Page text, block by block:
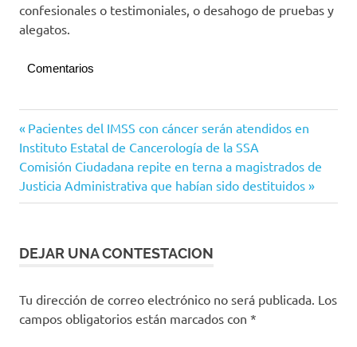
confesionales o testimoniales, o desahogo de pruebas y
alegatos.
Comentarios
del
Estado
Navegación
de
entradas
Entrada
anterior:
Pacientes del IMSS con cáncer serán atendidos en
Instituto Estatal de Cancerología de la SSA
Siguiente
entrada:
Comisión Ciudadana repite en terna a magistrados de
Justicia Administrativa que habían sido destituidos
DEJAR UNA CONTESTACION
Tu dirección de correo electrónico no será publicada. Los
campos obligatorios están marcados con *